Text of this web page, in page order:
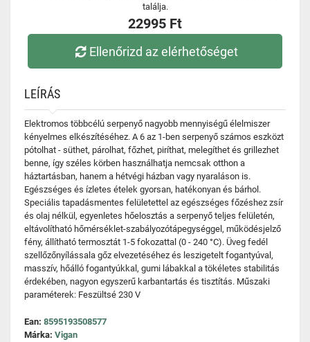
találja.
22995 Ft
Ellenőrizd az elérhetőséget
LEÍRÁS
Elektromos többcélú serpenyő nagyobb mennyiségű élelmiszer
kényelmes elkészítéséhez. A 6 az 1-ben serpenyő számos eszközt
pótolhat - süthet, párolhat, főzhet, piríthat, melegíthet és grillezhet
benne, így széles körben használhatja nemcsak otthon a
háztartásban, hanem a hétvégi házban vagy nyaraláson is.
Egészséges és ízletes ételek gyorsan, hatékonyan és bárhol.
Speciális tapadásmentes felületettel az egészséges főzéshez zsír
és olaj nélkül, egyenletes hőelosztás a serpenyő teljes felületén,
eltávolítható hőmérséklet-szabályozótápegységgel, működésjelző
fény, állítható termosztát 1-5 fokozattal (0 - 240 °C). Üveg fedél
szellőzőnyílássala gőz elvezetéséhez és leszigetelt fogantyúval,
masszív, hőálló fogantyúkkal, gumi lábakkal a tökéletes stabilitás
érdekében, nagyon egyszerű karbantartás és tisztítás. Műszaki
paraméterek: Feszültsé 230 V
Ean: 8595193508577
Márka: Vigan